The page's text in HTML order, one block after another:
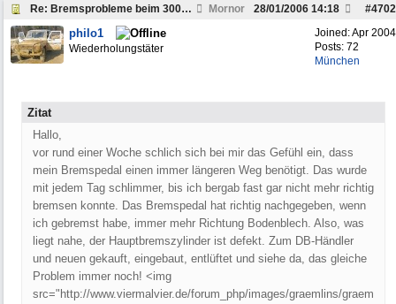
Re: Bremsprobleme beim 300GD, W460, Bj.80, Wer ken Mornor #4702
28/01/2006 14:18
Joined:Apr 2004
Posts: 72
München
philo1
Wiederholungstäter
Zitat
Hallo,
vor rund einer Woche schlich sich bei mir das Gefühl ein, dass
mein Bremspedal einen immer längeren Weg benötigt. Das wurde
mit jedem Tag schlimmer, bis ich bergab fast gar nicht mehr richtig
bremsen konnte. Das Bremspedal hat richtig nachgegeben, wenn
ich gebremst habe, immer mehr Richtung Bodenblech. Also, was
liegt nahe, der Hauptbremszylinder ist defekt. Zum DB-Händler
und neuen gekauft, eingebaut, entlüftet und siehe da, das gleiche
Problem immer noch! <img
src="http://www.viermalvier.de/forum_php/images/graemlins/graem